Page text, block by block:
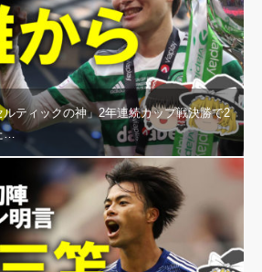
ティックの神」2年連続カップ戦決勝で2
…